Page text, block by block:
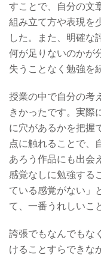
すことで、自分の文
組み立て方や表現を
した。また、明確な
何が足りないのかが
失うことなく勉強を
授業の中で自分の考
きかったです。実際
に穴があるかを把握
点に触れることで、
あろう作品にも出会
感覚なしに勉強する
ている感覚がない」
て、一番うれしいこ
誇張でもなんでもな
けることすらできな